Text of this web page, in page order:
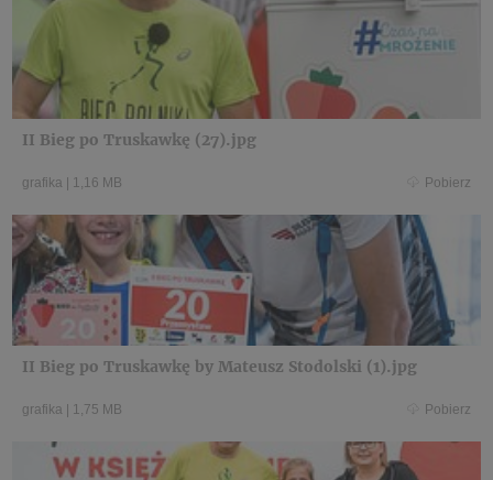
II Bieg po Truskawkę (27).jpg
grafika 1,16 MB Pobierz
II Bieg po Truskawkę by Mateusz Stodolski (1).jpg
grafika 1,75 MB Pobierz